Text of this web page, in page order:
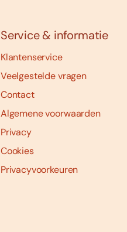
Service & informatie
Klantenservice
Veelgestelde vragen
Contact
Algemene voorwaarden
Privacy
Cookies
Privacyvoorkeuren